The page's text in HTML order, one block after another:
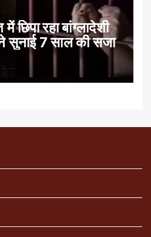
छिपा रहा बांग्लादेशी
सुनाई 7 साल की सजा